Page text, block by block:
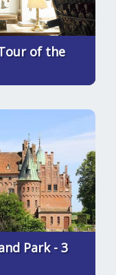
of the
Park - 3